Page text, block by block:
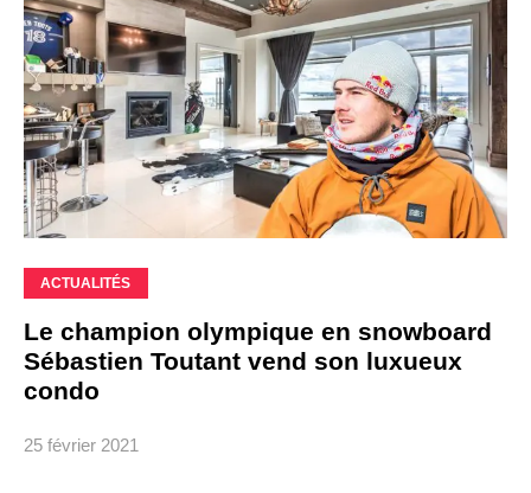
ACTUALITÉS
Le champion olympique en snowboard
Sébastien Toutant vend son luxueux
condo
25 février 2021